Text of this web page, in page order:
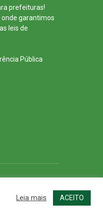
prefeituras!
garantimos
leis de
Pública
Leia mais ACEITO